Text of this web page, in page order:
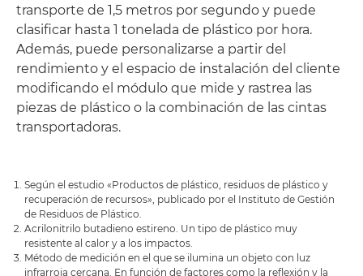
transporte de 1,5 metros por segundo y puede
clasificar hasta 1 tonelada de plástico por hora.
Además, puede personalizarse a partir del
rendimiento y el espacio de instalación del cliente
modificando el módulo que mide y rastrea las
piezas de plástico o la combinación de las cintas
transportadoras.
Según el estudio «Productos de plástico, residuos de plástico y
recuperación de recursos», publicado por el Instituto de Gestión
de Residuos de Plástico.
Acrilonitrilo butadieno estireno. Un tipo de plástico muy
resistente al calor y a los impactos.
Método de medición en el que se ilumina un objeto con luz
infrarroja cercana. En función de factores como la reflexión y la